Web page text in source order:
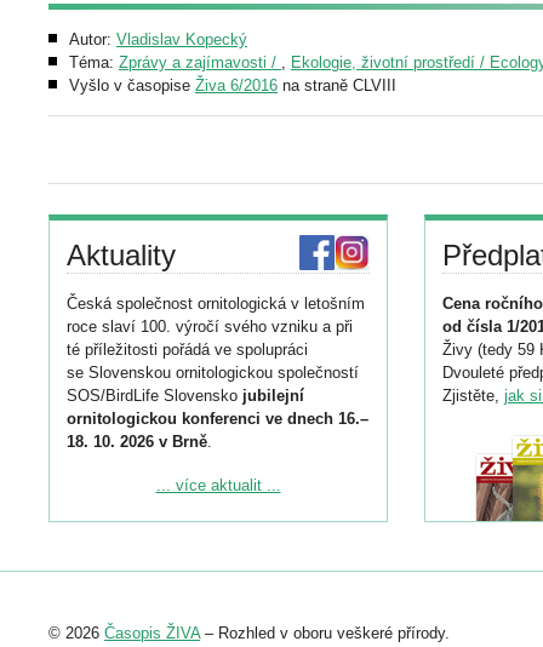
Autor: Vladislav Kopecký
Téma: Zprávy a zajímavosti / , Ekologie, životní prostředí /
Vyšlo v časopise Živa 6/2016 na straně CLVIII
Aktuality
Česká společnost ornitologická v letošním
roce slaví 100. výročí svého vzniku a při
té příležitosti pořádá ve spolupráci
se Slovenskou ornitologickou společností
SOS/BirdLife Slovensko jubilejní
ornitologickou konferenci ve dnech 16.–
18. 10. 2026 v Brně.
Podrobnější informace ke konferenci
Registrovat se můžete do 6. září.
abstraktu přihlášené přednášky nebo
... více aktualit ...
Cena
od čísla 1/
Živy (tedy 59
Dvouleté
Zjistěte, jak
© 2026 Časopis ŽIVA– Rozhled v oboru veškeré přírody.